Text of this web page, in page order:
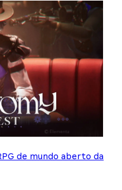
de mundo aberto da